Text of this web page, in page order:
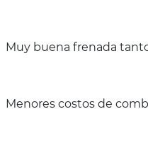
Muy buena frenada
Menores costos de